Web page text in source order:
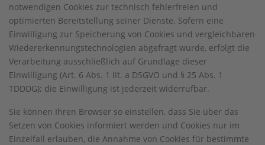
notwendigen Cookies zur technisch fehlerfreien und
optimierten Bereitstellung seiner Dienste. Sofern eine
Einwilligung zur Speicherung von Cookies und vergleichbaren
Wiedererkennungstechnologien abgefragt wurde, erfolgt die
Verarbeitung ausschließlich auf Grundlage dieser
Einwilligung (Art. 6 Abs. 1 lit. a DSGVO und § 25 Abs. 1
TDDDG); die Einwilligung ist jederzeit widerrufbar.
Sie können Ihren Browser so einstellen, dass Sie über das
Setzen von Cookies informiert werden und Cookies nur im
Einzelfall erlauben, die Annahme von Cookies für bestimmte